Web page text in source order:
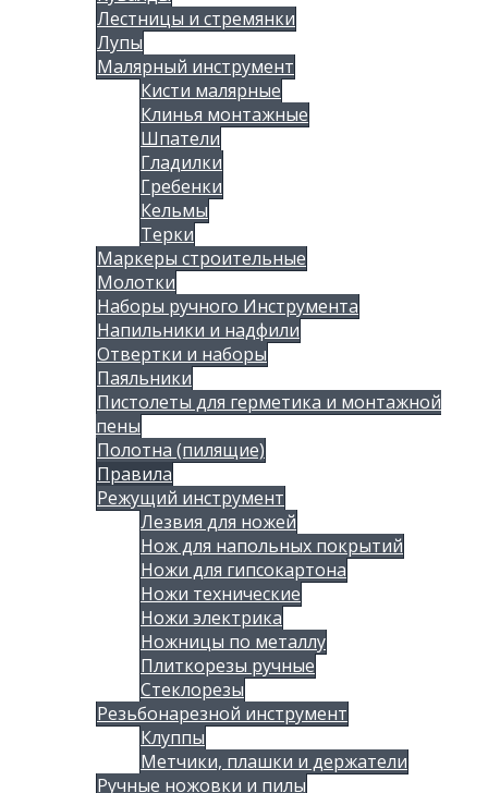
Лестницы и стремянки
Лупы
Малярный инструмент
Кисти малярные
Клинья монтажные
Шпатели
Гладилки
Гребенки
Кельмы
Терки
Маркеры строительные
Молотки
Наборы ручного Инструмента
Напильники и надфили
Отвертки и наборы
Паяльники
Пистолеты для герметика и монтажной
пены
Полотна (пилящие)
Правила
Режущий инструмент
Лезвия для ножей
Нож для напольных покрытий
Ножи для гипсокартона
Ножи технические
Ножи электрика
Ножницы по металлу
Плиткорезы ручные
Стеклорезы
Резьбонарезной инструмент
Клуппы
Метчики, плашки и держатели
Ручные ножовки и пилы